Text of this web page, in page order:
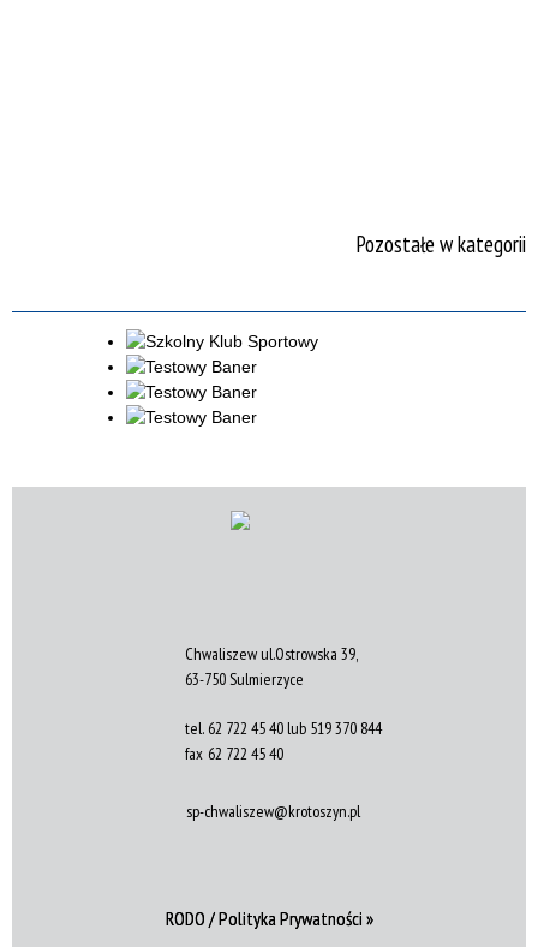
Pozostałe w kategorii
Chwaliszew ul.Ostrowska 39,
63-750 Sulmierzyce
tel. 62 722 45 40 lub 519 370 844
fax 62 722 45 40
sp-chwaliszew@krotoszyn.pl
RODO / Polityka Prywatności »